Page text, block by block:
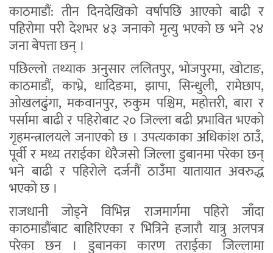
काठमाडौं: तीन दिनदेखिको वर्षापछि आएको बाढी र
पहिरोमा परी देशभर ४३ जनाको मृत्यु भएको छ भने २४
जना बेपत्ता छन् ।
पछिल्लो तथ्याक अनुसार ललितपुर, भोजपुरमा, खोटाङ,
काठमाडौं, काभ्रे, धादिङमा, झापा, सिन्धुली, रामेछाप,
ओखलढुंगा, मकवानपुर, रुकुम पश्चिम, महोत्तरी, बारा र
पर्सामा बाढी र पहिरोबाट २० जिल्ला बढी प्रभावित भएको
गृहमन्त्रालयले जनाएको छ । उपत्यकाका अधिकांश ठाउँ,
पूर्वी र मध्य तराईका धेरैजसो जिल्ला डुबानमा परेका छन्
भने बाढी र पहिरोले दर्जनौं ठाउँमा यातायात अवरुद्ध
भएको छ ।
राजधानी जोड्ने विभिन्न राजमार्गमा पहिरो जाँदा
काठमाडौंबाट बाहिरिएका र भित्रिने हजारौ यात्रु अलपत्र
परेका छन । डुबानका कारण तराईका जिल्लामा